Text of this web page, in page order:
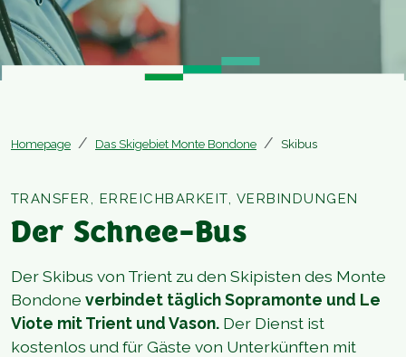
Homepage Das Skigebiet Monte Bondone Skibus
TRANSFER, ERREICHBARKEIT, VERBINDUNGEN
Der Schnee-Bus
Der Skibus von Trient zu den Skipisten des Monte
Bondone verbindet täglich Sopramonte und Le
Viote mit Trient und Vason. Der Dienst ist
kostenlos und für Gäste von Unterkünften mit